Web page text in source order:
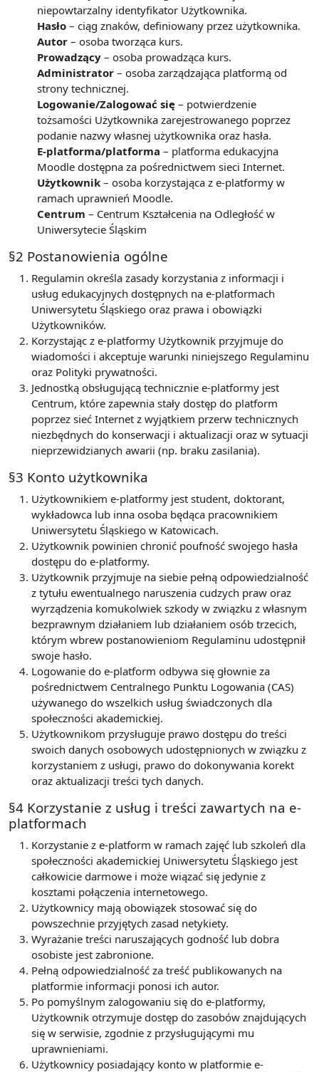
niepowtarzalny identyfikator Użytkownika.
Hasło – ciąg znaków, definiowany przez użytkownika.
Autor – osoba tworząca kurs.
Prowadzący – osoba prowadząca kurs.
Administrator – osoba zarządzająca platformą od
strony technicznej.
Logowanie/Zalogować się – potwierdzenie
tożsamości Użytkownika zarejestrowanego poprzez
podanie nazwy własnej użytkownika oraz hasła.
E-platforma/platforma – platforma edukacyjna
Moodle dostępna za pośrednictwem sieci Internet.
Użytkownik – osoba korzystająca z e-platformy w
ramach uprawnień Moodle.
Centrum – Centrum Kształcenia na Odległość w
Uniwersytecie Śląskim
§2 Postanowienia ogólne
Regulamin określa zasady korzystania z informacji i
usług edukacyjnych dostępnych na e-platformach
Uniwersytetu Śląskiego oraz prawa i obowiązki
Użytkowników.
Korzystając z e-platformy Użytkownik przyjmuje do
wiadomości i akceptuje warunki niniejszego Regulaminu
oraz Polityki prywatności.
Jednostką obsługującą technicznie e-platformy jest
Centrum, które zapewnia stały dostęp do platform
poprzez sieć Internet z wyjątkiem przerw technicznych
niezbędnych do konserwacji i aktualizacji oraz w sytuacji
nieprzewidzianych awarii (np. braku zasilania).
§3 Konto użytkownika
Użytkownikiem e-platformy jest student, doktorant,
wykładowca lub inna osoba będąca pracownikiem
Uniwersytetu Śląskiego w Katowicach.
Użytkownik powinien chronić poufność swojego hasła
dostępu do e-platformy.
Użytkownik przyjmuje na siebie pełną odpowiedzialność
z tytułu ewentualnego naruszenia cudzych praw oraz
wyrządzenia komukolwiek szkody w związku z własnym
bezprawnym działaniem lub działaniem osób trzecich,
którym wbrew postanowieniom Regulaminu udostępnił
swoje hasło.
Logowanie do e-platform odbywa się głownie za
pośrednictwem Centralnego Punktu Logowania (CAS)
używanego do wszelkich usług świadczonych dla
społeczności akademickiej.
Użytkownikom przysługuje prawo dostępu do treści
swoich danych osobowych udostępnionych w związku z
korzystaniem z usługi, prawo do dokonywania korekt
oraz aktualizacji treści tych danych.
§4 Korzystanie z usług i treści zawartych na e-
platformach
Korzystanie z e-platform w ramach zajęć lub szkoleń dla
społeczności akademickiej Uniwersytetu Śląskiego jest
całkowicie darmowe i może wiązać się jedynie z
kosztami połączenia internetowego.
Użytkownicy mają obowiązek stosować się do
powszechnie przyjętych zasad netykiety.
Wyrażanie treści naruszających godność lub dobra
osobiste jest zabronione.
Pełną odpowiedzialność za treść publikowanych na
platformie informacji ponosi ich autor.
Po pomyślnym zalogowaniu się do e-platformy,
Użytkownik otrzymuje dostęp do zasobów znajdujących
się w serwisie, zgodnie z przysługującymi mu
uprawnieniami.
Użytkownicy posiadający konto w platformie e-